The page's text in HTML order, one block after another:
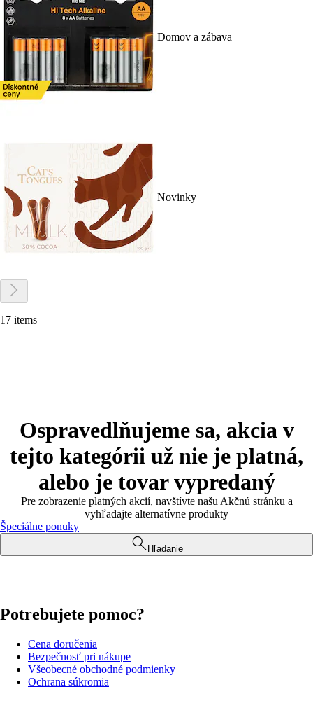
Domov a zábava
Novinky
17 items
Ospravedlňujeme sa, akcia v
tejto kategórii už nie je platná,
alebo je tovar vypredaný
Pre zobrazenie platných akcií, navštívte našu Akčnú stránku a
vyhľadajte alternatívne produkty
Špeciálne ponuky
Hľadanie
Potrebujete pomoc?
Cena doručenia
Bezpečnosť pri nákupe
Všeobecné obchodné podmienky
Ochrana súkromia